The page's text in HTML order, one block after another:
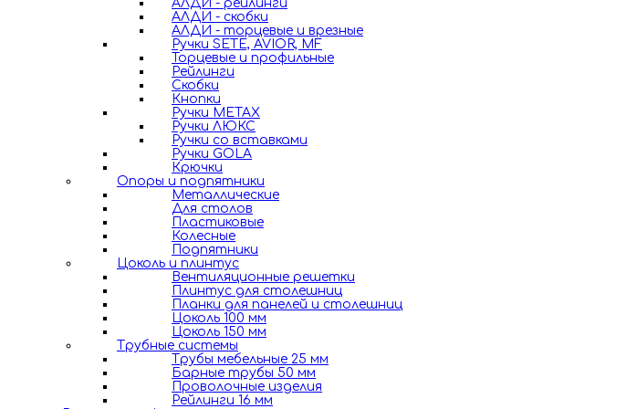
АЛДИ - рейлинги
АЛДИ - скобки
АЛДИ - торцевые и врезные
Ручки SETE, AVIOR, MF
Торцевые и профильные
Рейлинги
Скобки
Кнопки
Ручки METAX
Ручки ЛЮКС
Ручки со вставками
Ручки GOLA
Крючки
Опоры и подпятники
Металлические
Для столов
Пластиковые
Колесные
Подпятники
Цоколь и плинтус
Вентиляционные решетки
Плинтус для столешниц
Планки для панелей и столешниц
Цоколь 100 мм
Цоколь 150 мм
Трубные системы
Трубы мебельные 25 мм
Барные трубы 50 мм
Проволочные изделия
Рейлинги 16 мм